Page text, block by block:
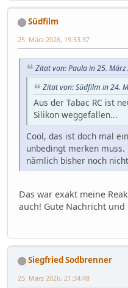
Südfilm
25. März 2026, 19:53:37
Zitat von: Paula in 25.
Zitat von: Südfilm in 24.
Aus der Tabac RC ist
Silikon weggefallen...
Cool, das ist doch mal
unbedingt merken muss.
nämlich bisher noch
Das war exakt meine
auch! Gute Nachricht
Siegfried Sodbrenner
25. März 2026, 21:34:48